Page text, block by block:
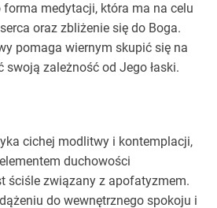
medytacji, która ma na celu
oraz zbliżenie się do Boga.
pomaga wiernym skupić się na
swoją zależność od Jego łaski.
cichej modlitwy i kontemplacji,
duchowości
ściśle związany z apofatyzmem.
do wewnętrznego spokoju i